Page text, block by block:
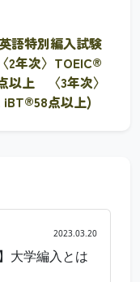
語特別編入試験
2年次〉TOEIC®
以上 〈3年次〉
iBT®58点以上)
2023.03.20
大学編入とは